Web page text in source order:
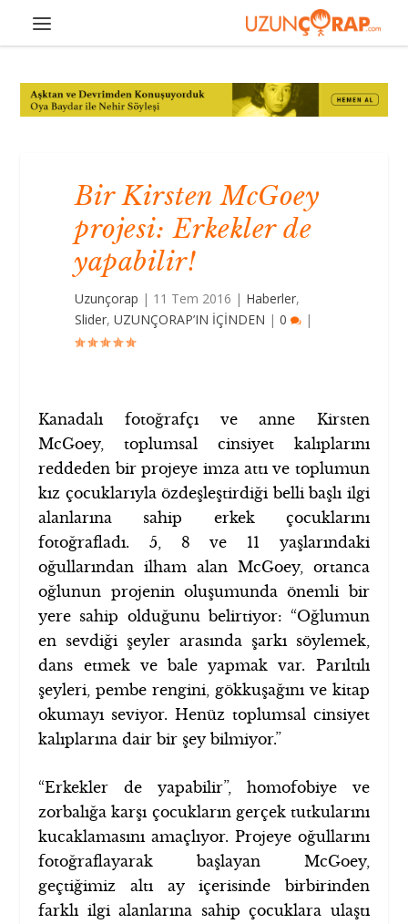
Bir Kirsten McGoey
projesi: Erkekler de
yapabilir!
Uzunçorap | 11 Tem 2016 | Haberler,
Slider,UZUNÇORAP’IN İÇİNDEN |0 |
Kanadalı fotoğrafçı ve anne Kirsten
McGoey, toplumsal cinsiyet kalıplarını
reddeden bir projeye imza attı ve toplumun
kız çocuklarıyla özdeşleştirdiği belli başlı ilgi
alanlarına sahip erkek çocuklarını
fotoğrafladı. 5, 8 ve 11 yaşlarındaki
oğullarından ilham alan McGoey, ortanca
oğlunun projenin oluşumunda önemli bir
yere sahip olduğunu belirtiyor: “Oğlumun
en sevdiği şeyler arasında şarkı söylemek,
dans etmek ve bale yapmak var. Parıltılı
şeyleri, pembe rengini, gökkuşağını ve kitap
okumayı seviyor. Henüz toplumsal cinsiyet
kalıplarına dair bir şey bilmiyor.”
“Erkekler de yapabilir”, homofobiye ve
zorbalığa karşı çocukların gerçek tutkularını
kucaklamasını amaçlıyor. Projeye oğullarını
fotoğraflayarak başlayan McGoey,
geçtiğimiz altı ay içerisinde birbirinden
farklı ilgi alanlarına sahip çocuklara ulaştı